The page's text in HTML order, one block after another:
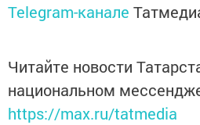
Telegram-канале
Читайте новости
национальном
https://max.ru/tatmedia